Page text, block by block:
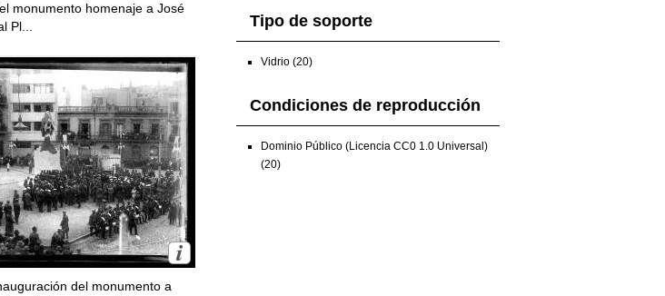
monumento homenaje a José
Pl...
del monumento a
Tipo de soporte
Vidrio (20)
Condiciones de reproducción
Dominio Público (Licencia CC0 1.0 Universal)
(20)